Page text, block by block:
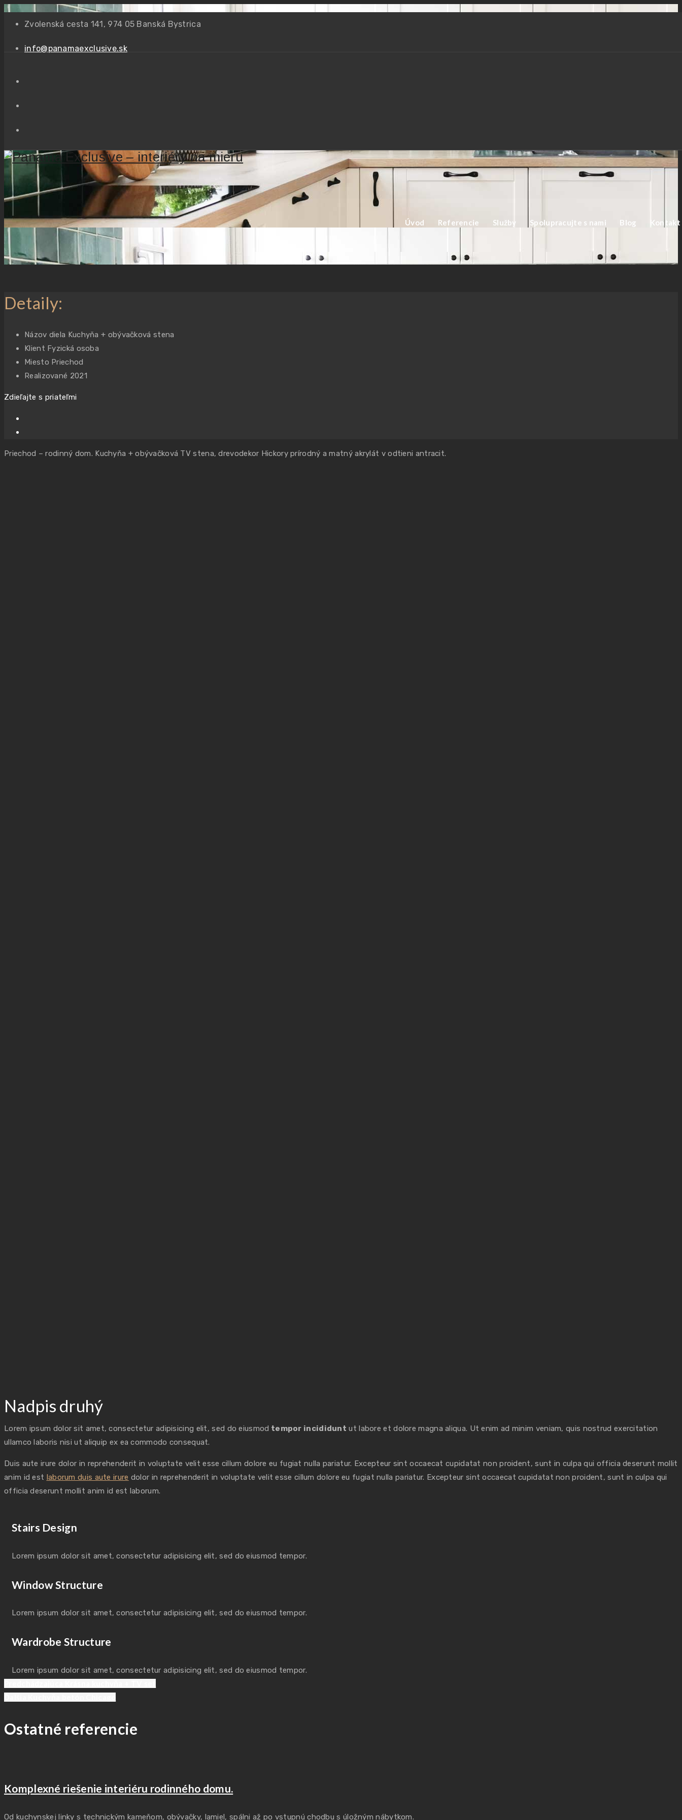
Zvolenská cesta 141, 974 05 Banská Bystrica
info@panamaexclusive.sk
Úvod Referencie Služby Spolupracujte s nami Blog Kontakt
Kuchyňa + obývačková stena
Detaily:
Názov diela Kuchyňa + obývačková stena
Klient Fyzická osoba
Miesto Priechod
Realizované 2021
Zdieľajte s priateľmi
Priechod – rodinný dom. Kuchyňa + obývačková TV stena, drevodekor Hickory prírodný a matný akrylát v odtieni antracit.
Nadpis druhý
Lorem ipsum dolor sit amet, consectetur adipisicing elit, sed do eiusmod tempor incididunt ut labore et dolore magna aliqua. Ut enim ad minim veniam, quis nostrud exercitation
ullamco laboris nisi ut aliquip ex ea commodo consequat.
Duis aute irure dolor in reprehenderit in voluptate velit esse cillum dolore eu fugiat nulla pariatur. Excepteur sint occaecat cupidatat non proident, sunt in culpa qui officia deserunt mollit
anim id est laborum duis aute irure dolor in reprehenderit in voluptate velit esse cillum dolore eu fugiat nulla pariatur. Excepteur sint occaecat cupidatat non proident, sunt in culpa qui
officia deserunt mollit anim id est laborum.
Stairs Design
Lorem ipsum dolor sit amet, consectetur adipisicing elit, sed do eiusmod tempor.
Window Structure
Lorem ipsum dolor sit amet, consectetur adipisicing elit, sed do eiusmod tempor.
Wardrobe Structure
Lorem ipsum dolor sit amet, consectetur adipisicing elit, sed do eiusmod tempor.
Navigácia
článku
Previous
post:
Next
post:
Ostatné referencie
Komplexné riešenie interiéru rodinného domu.
Od kuchynskej linky s technickým kameňom, obývačky, lamiel, spálni až po vstupnú chodbu s úložným nábytkom.